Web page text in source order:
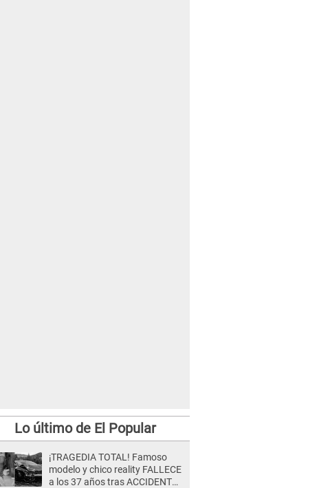
Lo último de El Popular
¡TRAGEDIA TOTAL! Famoso
modelo y chico reality FALLECE
a los 37 años tras ACCIDENTE